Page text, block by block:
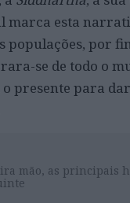
esta
populações, por
se de todo o
presente para
mão, as principais